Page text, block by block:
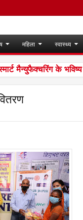
महिला स्वास्थ्य
के भविष्य के